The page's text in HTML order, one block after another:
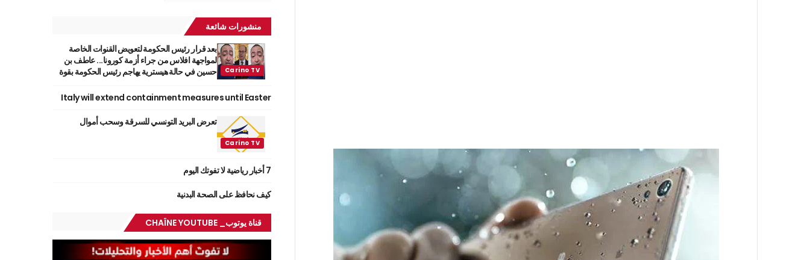
منشورات شائعة
بعد قرار رئيس الحكومة لتعويض القنوات الخاصة
لمواجهة افلاس من جراء أزمة كورونا... عاطف بن
حسين في حالة هيسترية يهاجم رئيس الحكومة بقوة
Italy will extend containment measures until Easter
تعرض البريد التونسي للسرقة وسحب أموال
7 أخبار رياضية لا تفوتك اليوم
كيف نحافظ على الصحة البدنية
قناة يوتوب_ CHAÎNE YOUTUBE